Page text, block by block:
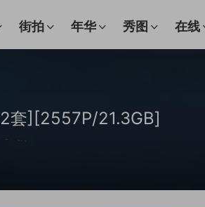
街拍 年华 秀图 在线
套][2557P/21.3GB]